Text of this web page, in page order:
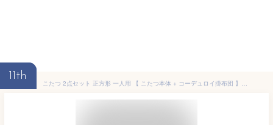
11th
こたつ 2点セット 正方形 一人用 【 こたつ本体 + コーデュロイ掛布団 】 69×69cm 木目 リバーシブル天板 省スペース 洗える ラベンダーグレー 68140011(85436)